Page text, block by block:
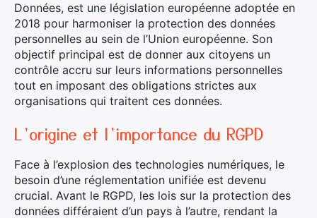
Données, est une législation européenne adoptée en
2018 pour harmoniser la protection des données
personnelles au sein de l’Union européenne. Son
objectif principal est de donner aux citoyens un
contrôle accru sur leurs informations personnelles
tout en imposant des obligations strictes aux
organisations qui traitent ces données.
L’origine et l’importance du RGPD
Face à l’explosion des technologies numériques, le
besoin d’une réglementation unifiée est devenu
crucial. Avant le RGPD, les lois sur la protection des
données différaient d’un pays à l’autre, rendant la